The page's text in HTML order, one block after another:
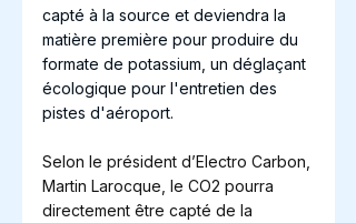
capté à la source et deviendra la
matière première pour produire du
formate de potassium, un déglaçant
écologique pour l'entretien des
pistes d'aéroport.
Selon le président d’Electro Carbon,
Martin Larocque, le CO2 pourra
directement être capté de la